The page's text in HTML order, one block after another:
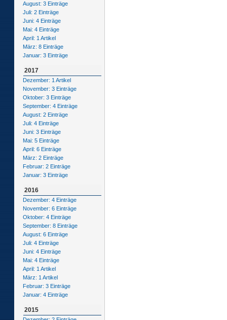
August: 3 Einträge
Juli: 2 Einträge
Juni: 4 Einträge
Mai: 4 Einträge
April: 1 Artikel
März: 8 Einträge
Januar: 3 Einträge
2017
Dezember: 1 Artikel
November: 3 Einträge
Oktober: 3 Einträge
September: 4 Einträge
August: 2 Einträge
Juli: 4 Einträge
Juni: 3 Einträge
Mai: 5 Einträge
April: 6 Einträge
März: 2 Einträge
Februar: 2 Einträge
Januar: 3 Einträge
2016
Dezember: 4 Einträge
November: 6 Einträge
Oktober: 4 Einträge
September: 8 Einträge
August: 6 Einträge
Juli: 4 Einträge
Juni: 4 Einträge
Mai: 4 Einträge
April: 1 Artikel
März: 1 Artikel
Februar: 3 Einträge
Januar: 4 Einträge
2015